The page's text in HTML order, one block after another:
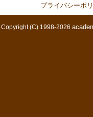
プライバシーポ
Copyright (C) 1998-2026